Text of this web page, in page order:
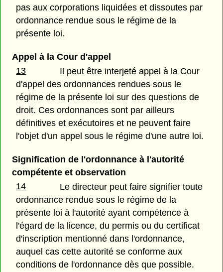
pas aux corporations liquidées et dissoutes par
ordonnance rendue sous le régime de la
présente loi.
Appel à la Cour d'appel
13
Il peut être interjeté appel à la Cour
d'appel des ordonnances rendues sous le
régime de la présente loi sur des questions de
droit. Ces ordonnances sont par ailleurs
définitives et exécutoires et ne peuvent faire
l'objet d'un appel sous le régime d'une autre loi.
Signification de l'ordonnance à l'autorité
compétente et observation
14
Le directeur peut faire signifier toute
ordonnance rendue sous le régime de la
présente loi à l'autorité ayant compétence à
l'égard de la licence, du permis ou du certificat
d'inscription mentionné dans l'ordonnance,
auquel cas cette autorité se conforme aux
conditions de l'ordonnance dès que possible.